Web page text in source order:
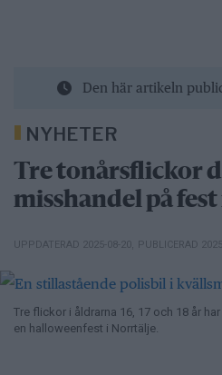
Den här artikeln
NYHETER
Tre tonårsflickor
misshandel på
UPPDATERAD 2025-08-20 PUBLICERAD
Tre flickor i åldrarna 16, 17 och 18 år
en halloweenfest i Norrtälje.